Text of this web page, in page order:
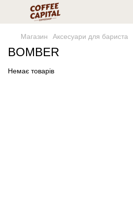
Магазин Аксесуари для бариста
BOMBER
Немає товарів